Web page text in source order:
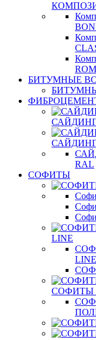
БИТУМНЫЕ
RAL
СОФИТЫ
LINE
LINE
СОФИТЫ